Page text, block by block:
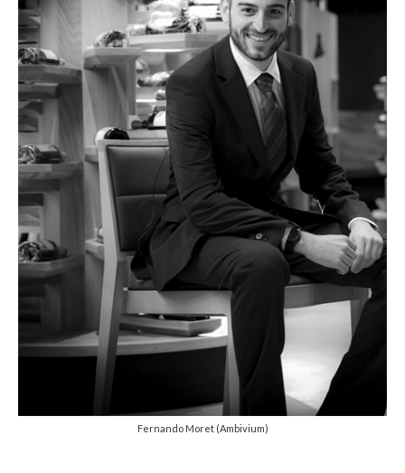
Fernando Moret (Ambivium)